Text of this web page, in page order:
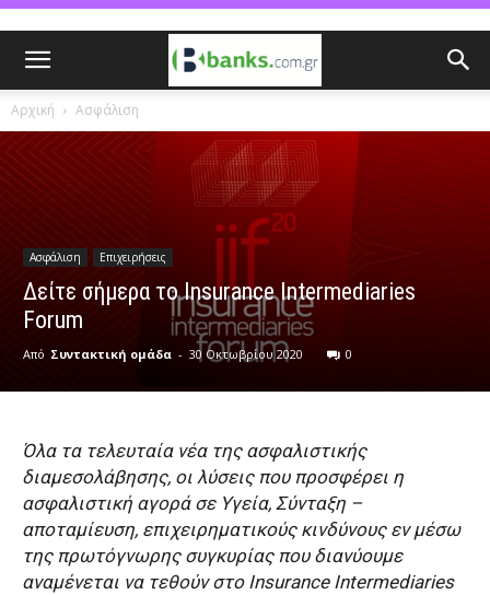
Αρχική Ασφάλιση
Ασφάλιση Επιχειρήσεις
Δείτε σήμερα το Insurance Intermediaries
Forum
Από Συντακτική ομάδα - 30 Οκτωβρίου 2020 0
Όλα τα τελευταία νέα της ασφαλιστικής
διαμεσολάβησης, οι λύσεις που προσφέρει η
ασφαλιστική αγορά σε Υγεία, Σύνταξη –
αποταμίευση, επιχειρηματικούς κινδύνους εν μέσω
της πρωτόγνωρης συγκυρίας που διανύουμε
αναμένεται να τεθούν στο Insurance Intermediaries